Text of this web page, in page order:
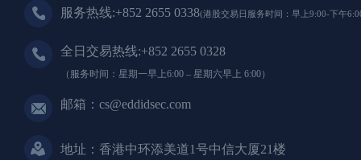
服务热线:+852 2655 0338(港股交易日服务时间：早上9:00-下午
全日交易热线:+852 2655 0328
（服务时间：星期一早上6:00 – 星期六早上 6:00）
邮箱：cs@eddidsec.com
地址：香港中环添美道1号中信大厦21楼